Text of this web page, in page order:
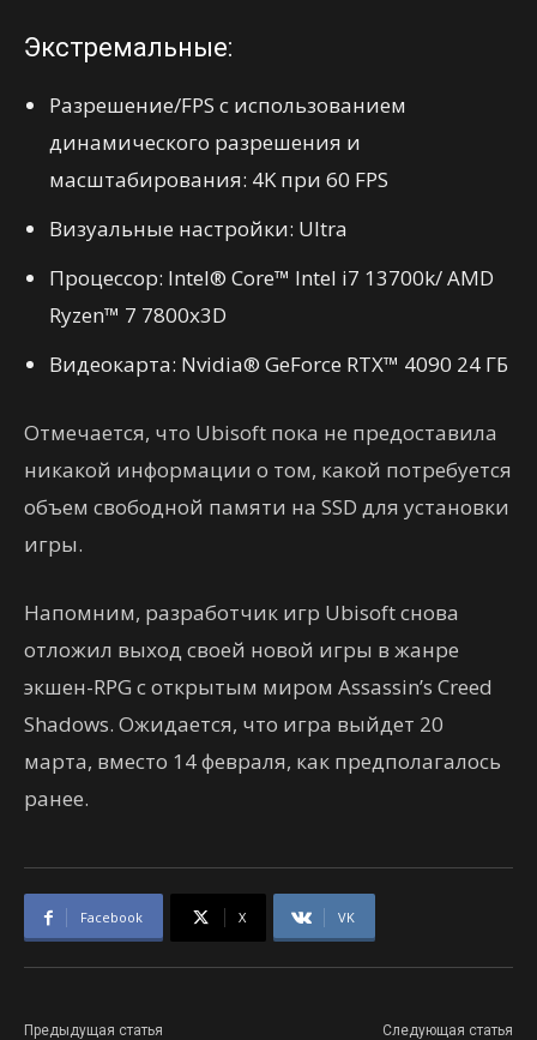
Экстремальные:
Разрешение/FPS с использованием
динамического разрешения и
масштабирования: 4K при 60 FPS
Визуальные настройки: Ultra
Процессор: Intel® Core™ Intel i7 13700k/ AMD
Ryzen™ 7 7800x3D
Видеокарта: Nvidia® GeForce RTX™ 4090 24 ГБ
Отмечается, что Ubisoft пока не предоставила
никакой информации о том, какой потребуется
объем свободной памяти на SSD для установки
игры.
Напомним, разработчик игр Ubisoft снова
отложил выход своей новой игры в жанре
экшен-RPG с открытым миром Assassin’s Creed
Shadows. Ожидается, что игра выйдет 20
марта, вместо 14 февраля, как предполагалось
ранее.
Facebook X VK
Предыдущая статья Следующая статья